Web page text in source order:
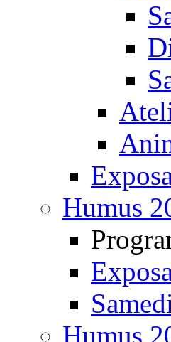
Humus
Humus